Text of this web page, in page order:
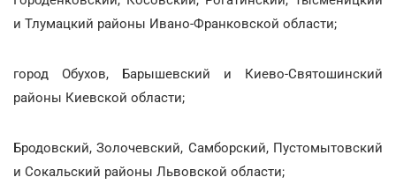
и Тлумацкий районы Ивано-Франковской области;
город Обухов, Барышевский и Киево-Святошинский
районы Киевской области;
Бродовский, Золочевский, Самборский, Пустомытовский
и Сокальский районы Львовской области;